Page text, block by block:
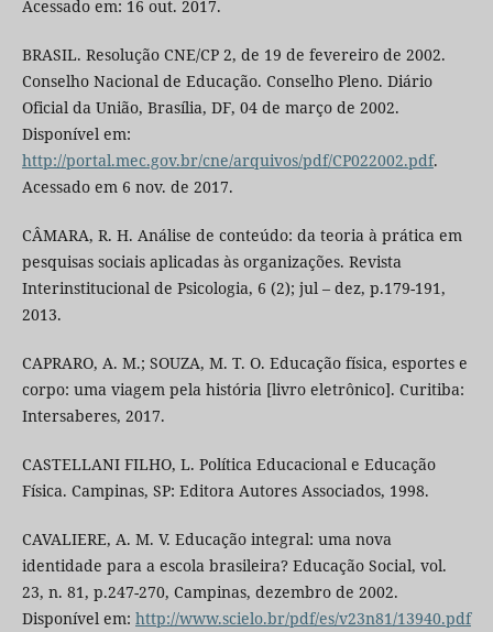
Acessado em: 16 out. 2017.
BRASIL. Resolução CNE/CP 2, de 19 de fevereiro de 2002.
Conselho Nacional de Educação. Conselho Pleno. Diário
Oficial da União, Brasília, DF, 04 de março de 2002.
Disponível em:
http://portal.mec.gov.br/cne/arquivos/pdf/CP022002.pdf.
Acessado em 6 nov. de 2017.
CÂMARA, R. H. Análise de conteúdo: da teoria à prática em
pesquisas sociais aplicadas às organizações. Revista
Interinstitucional de Psicologia, 6 (2); jul – dez, p.179-191,
2013.
CAPRARO, A. M.; SOUZA, M. T. O. Educação física, esportes e
corpo: uma viagem pela história [livro eletrônico]. Curitiba:
Intersaberes, 2017.
CASTELLANI FILHO, L. Política Educacional e Educação
Física. Campinas, SP: Editora Autores Associados, 1998.
CAVALIERE, A. M. V. Educação integral: uma nova
identidade para a escola brasileira? Educação Social, vol.
23, n. 81, p.247-270, Campinas, dezembro de 2002.
Disponível em: http://www.scielo.br/pdf/es/v23n81/13940.pdf